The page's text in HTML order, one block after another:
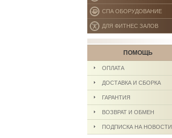
СПА ОБОРУДОВАНИЕ
ДЛЯ ФИТНЕС ЗАЛОВ
ПОМОЩЬ
ОПЛАТА
ДОСТАВКА И СБОРКА
ГАРАНТИЯ
ВОЗВРАТ И ОБМЕН
ПОДПИСКА НА НОВОСТИ